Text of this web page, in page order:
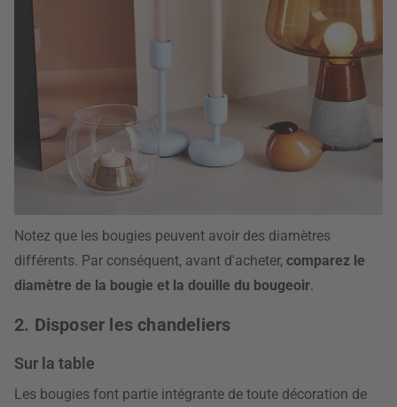
Notez que les bougies peuvent avoir des diamètres
différents. Par conséquent, avant d'acheter, comparez le
diamètre de la bougie et la douille du bougeoir.
2. Disposer les chandeliers
Sur la table
Les bougies font partie intégrante de toute décoration de